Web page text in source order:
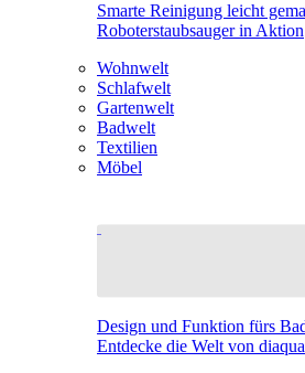
Smarte Reinigung leicht
Roboterstaubsauger in Aktion
Wohnwelt
Schlafwelt
Gartenwelt
Badwelt
Textilien
Möbel
Design und Funktion fürs
Entdecke die Welt von diaqua